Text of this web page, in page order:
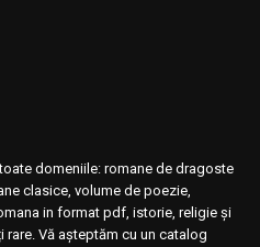
domeniile: romane de dragoste
clasice, volume de poezie,
in format pdf, istorie, religie și
Vă așteptăm cu un catalog